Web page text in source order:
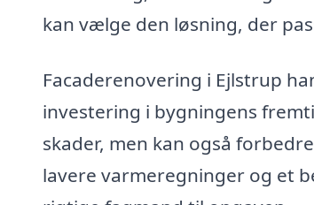
kan vælge den løsning, der
Facaderenovering i Ejlstrup
investering i bygningens
skader, men kan også
lavere varmeregninger og et